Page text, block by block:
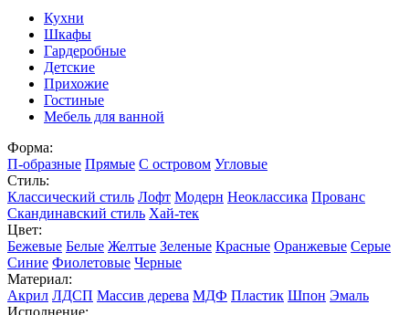
Кухни
Шкафы
Гардеробные
Детские
Прихожие
Гостиные
Мебель для ванной
Форма:
П-образные Прямые С островом Угловые
Стиль:
Классический стиль Лофт Модерн Неоклассика Прованс
Скандинавский стиль Хай-тек
Цвет:
Бежевые Белые Желтые Зеленые Красные Оранжевые Серые
Синие Фиолетовые Черные
Материал:
Акрил ЛДСП Массив дерева МДФ Пластик Шпон Эмаль
Исполнение: